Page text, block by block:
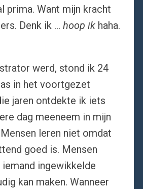
prima. Want mijn kracht
Denk ik … hoop ik haha.
werd, stond ik 24
in het voortgezet
jaren ontdekte ik iets
dag meeneem in mijn
leren niet omdat
goed is. Mensen
iemand ingewikkelde
kan maken. Wanneer